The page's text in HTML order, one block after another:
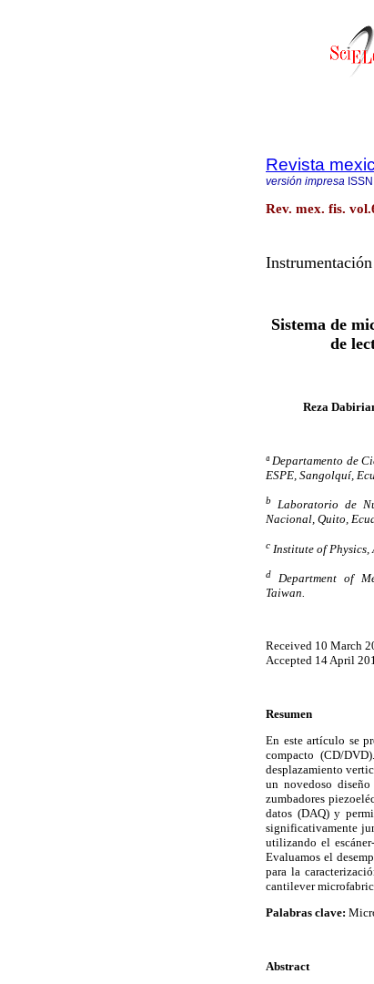
Revista
versión impresa ISSN
Rev. mex. fis.
Instrumentación
Sistema de
de
Reza
ª Departamento de
ESPE, Sangolquí,
b Laboratorio de
Nacional, Quito,
c Institute of
d
Department of
Taiwan.
Received 10 March
Accepted 14 April
Resumen
En este artículo se
compacto (CD/
desplazamiento
un novedoso diseño
zumbadores
datos (DAQ) y
significativamente
utilizando el
Evaluamos el
para la
cantilever
Palabras clave:
Abstract